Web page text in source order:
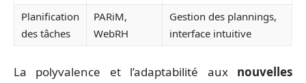
Planification
des tâches
PARiM,
WebRH
Gestion des plannings,
interface intuitive
La polyvalence et l’adaptabilité aux nouvelles